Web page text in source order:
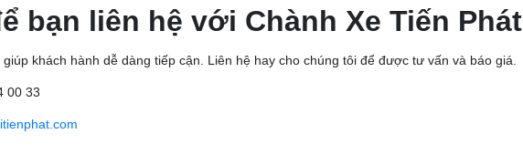
bạn liên hệ với Chành Xe Tiến Phát
khách hành dễ dàng tiếp cận. Liên hệ hay cho chúng tôi để được tư vấn và báo giá.
00 33